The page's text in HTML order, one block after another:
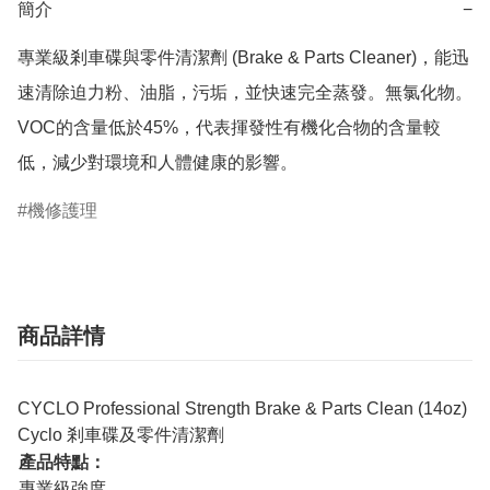
簡介 −
專業級剎車碟與零件清潔劑 (Brake & Parts Cleaner)，能迅
速清除迫力粉、油脂，污垢，並快速完全蒸發。無氯化物。
VOC的含量低於45%，代表揮發性有機化合物的含量較
低，減少對環境和人體健康的影響。
機修護理
商品詳情
CYCLO Professional Strength Brake & Parts Clean (14oz)
Cyclo 剎車碟及零件清潔劑
產品特點：